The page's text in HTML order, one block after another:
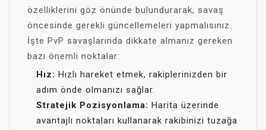
özelliklerini göz önünde bulundurarak, savaş
öncesinde gerekli güncellemeleri yapmalısınız.
İşte PvP savaşlarında dikkate almanız gereken
bazı önemli noktalar:
Hız: Hızlı hareket etmek, rakiplerinizden bir
adım önde olmanızı sağlar.
Stratejik Pozisyonlama: Harita üzerinde
avantajlı noktaları kullanarak rakibinizi tuzağa